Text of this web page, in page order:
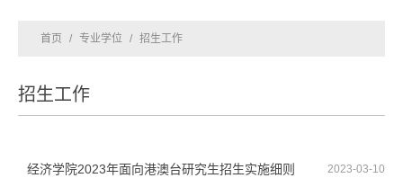
首页 / 专业学位 / 招生工作
招生工作
2023-03-10
经济学院2023年面向港澳台研究生招生实施细则